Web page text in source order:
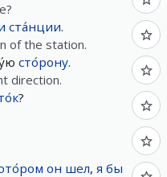
ста́нции.
of the station.
сто́рону.
direction.
?
он шел, я бы